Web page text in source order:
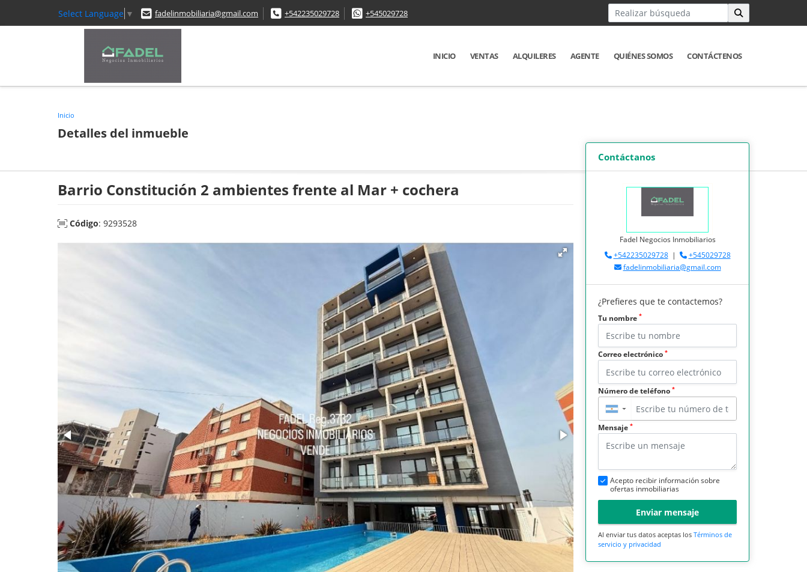
Select Language ▼ fadelinmobiliaria@gmail.com +542235029728 +545029728
INICIO VENTAS ALQUILERES AGENTE QUIÉNES SOMOS CONTÁCTENOS
Inicio
Detalles del inmueble
Barrio Constitución 2 ambientes frente al Mar + cochera
Código: 9293528
Contáctanos
Fadel Negocios Inmobiliarios
+542235029728|
+545029728
fadelinmobiliaria@gmail.com
¿Prefieres que te contactemos?
Tu nombre *
Correo electrónico *
Número de teléfono *
▼
Mensaje *
Acepto recibir información sobre
ofertas inmobiliarias
Enviar mensaje
Al enviar tus datos aceptas los Términos de
servicio y privacidad